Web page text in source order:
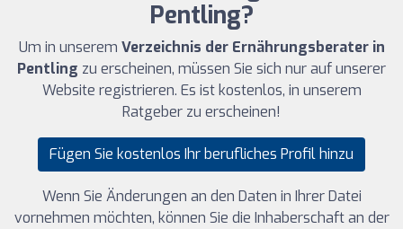
Pentling?
Um in unserem Verzeichnis der Ernährungsberater in
Pentling zu erscheinen, müssen Sie sich nur auf unserer
Website registrieren. Es ist kostenlos, in unserem
Ratgeber zu erscheinen!
Fügen Sie kostenlos Ihr berufliches Profil hinzu
Wenn Sie Änderungen an den Daten in Ihrer Datei
vornehmen möchten, können Sie die Inhaberschaft an der